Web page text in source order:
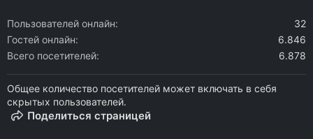
Пользователей онлайн
32
Гостей онлайн
6.846
Всего посетителей
6.878
Общее количество посетителей может включать в себя
скрытых пользователей.
Поделиться страницей